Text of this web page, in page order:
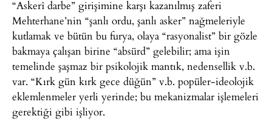
“Askerî darbe” girişimine karşı kazanılmış zaferi
Mehterhane’nin “şanlı ordu, şanlı asker” nağmeleriyle
kutlamak ve bütün bu furya, olaya “rasyonalist” bir gözle
bakmaya çalışan birine “absürd” gelebilir; ama işin
temelinde şaşmaz bir psikolojik mantık, nedensellik v.b.
var. “Kırk gün kırk gece düğün” v.b. popüler-ideolojik
eklemlenmeler yerli yerinde; bu mekanizmalar işlemeleri
gerektiği gibi işliyor.